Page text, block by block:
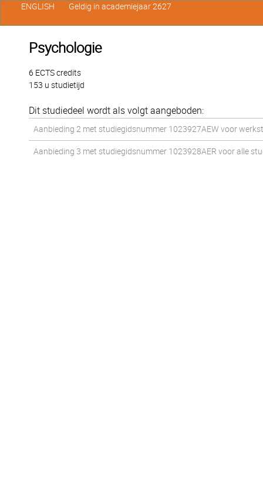
Psychologie
6 ECTS credits
153 u studietijd
Dit studiedeel wordt als volgt aangeboden:
Aanbieding 2 met studiegidsnummer 1023927AEW voor
Aanbieding 3 met studiegidsnummer 1023928AER voor alle
ENGLISH Geldig in academiejaar 2627